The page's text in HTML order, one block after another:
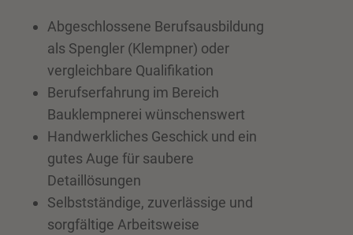
Abgeschlossene Berufsausbildung
als Spengler (Klempner) oder
vergleichbare Qualifikation
Berufserfahrung im Bereich
Bauklempnerei wünschenswert
Handwerkliches Geschick und ein
gutes Auge für saubere
Detaillösungen
Selbstständige, zuverlässige und
sorgfältige Arbeitsweise